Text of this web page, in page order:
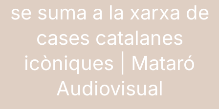
se suma a la xarxa de
cases catalanes
icòniques | Mataró
Audiovisual